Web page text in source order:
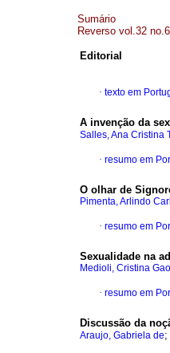
Sumário
Reverso vol.32
Editorial
· texto em
A invenção da
Salles, Ana Cristina
· resumo em
O olhar de
Pimenta, Arlindo
· resumo em
Sexualidade na
Medioli, Cristina
· resumo em
Discussão da
Araujo, Gabriela de;